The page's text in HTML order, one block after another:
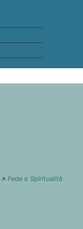
> Fede e Spiritualità